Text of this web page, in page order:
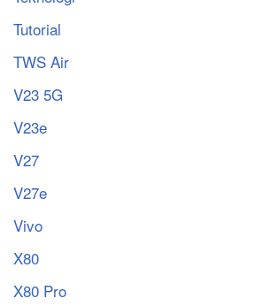
Tutorial
TWS Air
V23 5G
V23e
V27
V27e
Vivo
X80
X80 Pro